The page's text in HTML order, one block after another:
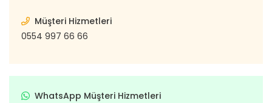
Müşteri Hizmetleri
0554 997 66 66
WhatsApp Müşteri Hizmetleri